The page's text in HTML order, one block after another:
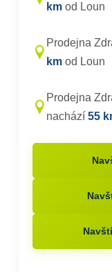
km od Loun
Prodejna
km od Loun
Prodejna
nachází 55